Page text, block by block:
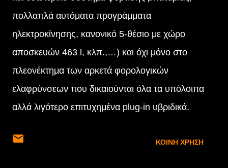
πολλαπλά αυτόματα προγράμματα
ηλεκτροκίνησης, κανονικό 5-θέσιο με χώρο
αποσκευών 463 l, κλπ.,…) και όχι μόνο στο
πλεονέκτημα των αρκετά φορολογικών
ελαφρύνσεων που δικαιούνται όλα τα υπόλοιπα
αλλά λιγότερο επιτυχημένα plug-in υβριδικά.
ΚΟΙΝΉ ΧΡΉΣΗ